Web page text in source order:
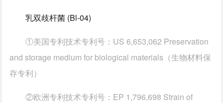
乳双歧杆菌 (Bl-04)
①美国专利技术专利号：US 6,653,062 Preservation
and storage medium for biological materials（生物材料保
存专利）
②欧洲专利技术专利号：EP 1,796,698 Strain of